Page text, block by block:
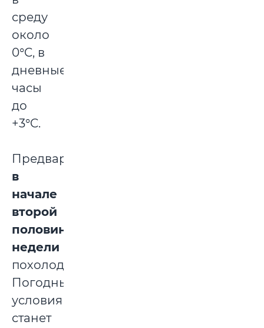
среду
около
0°C, в
дневные
часы
до
+3°C.
Предварительно,
в
начале
второй
половины
недели
похолодает.
Погодные
условия
станет